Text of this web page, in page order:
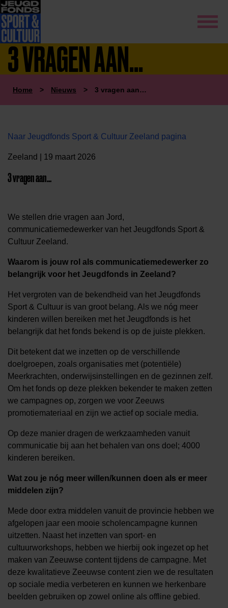
3 VRAGEN AAN...
Home > Nieuws > 3 vragen aan…
Naar Jeugdfonds Sport & Cultuur Zeeland pagina
Zeeland | 19 maart 2026
3 vragen aan…
We stellen drie vragen aan Jord,
communicatiemedewerker van het Jeugdfonds Sport &
Cultuur Zeeland.
Waarom is jouw rol als communicatiemedewerker zo
belangrijk voor het Jeugdfonds in Zeeland?
Het vergroten van de bekendheid van het Jeugdfonds
Sport & Cultuur is van groot belang. Als we nóg meer
kinderen willen bereiken met het Jeugdfonds is het
belangrijk dat het fonds bekend is op de juiste plekken.
Dit betekent dat we inzetten op de verschillende
doelgroepen, zoals organisaties met (potentiële)
Meerkrachten, onderwijsinstellingen en de gezinnen zelf.
Om het fonds op deze plekken bekender te maken zetten
we campagnes op, zorgen we voor Zeeuws
promotiemateriaal en zijn we actief op sociale media.
Op deze manier dragen de werkzaamheden vanuit
communicatie bij aan het behalen van ons doel; 4000
kinderen bereiken.
Wat zou je nóg meer willen/kunnen doen als er meer
middelen zijn?
Mede door extra middelen vanuit de provincie hebben we
afgelopen jaar een mooie scholencampagne kunnen
uitzetten. Naast het inzetten van sport- en
cultuurworkshops, hebben we hierbij ook ingezet op het
maken van Zeeuwse content tijdens de campagne. Met
deze kwalitatieve Zeeuwse content zien we de resultaten
op sociale media verbeteren en kunnen we herkenbare
beelden gebruiken op zowel online als offline gebied.